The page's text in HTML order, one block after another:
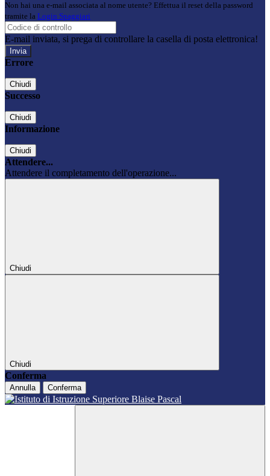
Non hai una e-mail associata al nome utente? Effettua il reset della password
tramite la Login Spaggiari
E-mail inviata, si prega di controllare la casella di posta elettronica!
Errore
Chiudi
Successo
Chiudi
Informazione
Chiudi
Attendere...
Attendere il completamento dell'operazione...
Chiudi
Chiudi
Conferma
Annulla Conferma